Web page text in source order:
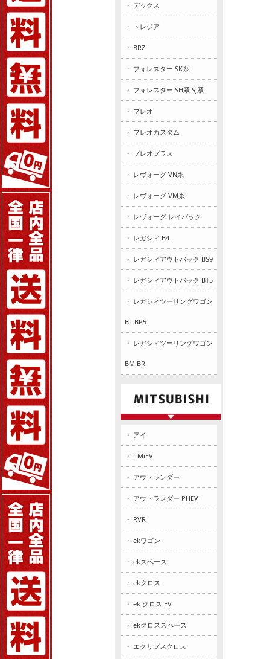
・ デックス
・ トレジア
・ BRZ
・ フォレスター SK系
・ フォレスター SH系 SJ系
・ プレオ
・ プレオカスタム
・ プレオプラス
・ レヴォーグ VN系
・ レヴォーグ VM系
・ レヴォーグ レイバック
・ レガシィ B4
・ レガシィアウトバック BS9
・ レガシィアウトバック BT5
・ レガシィツーリングワゴン
BL BP5
・ レガシィツーリングワゴン
BM BR
・ アイ
・ i-MiEV
・ アウトランダー
・ アウトランダー PHEV
・ RVR
・ ekワゴン
・ ekスペース
・ ekクロス
・ ek クロス EV
・ ekクロススペース
・ エクリプスクロス